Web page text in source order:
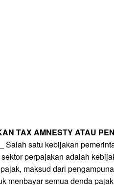
TAX AMNESTY ATAU
Salah satu kebijakan
perpajakan adalah
maksud dari
menbayar semua denda